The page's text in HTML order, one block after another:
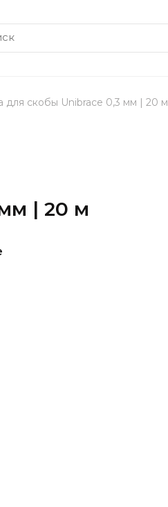
для скобы Unibrace 0,3 мм | 20 м
| 20 м